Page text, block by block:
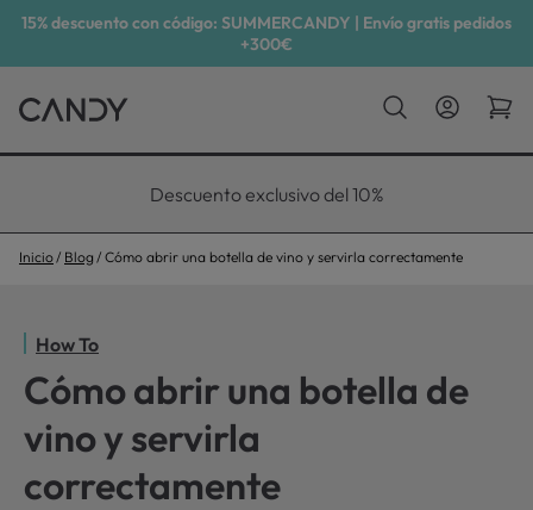
15% descuento con código: SUMMERCANDY | Envío gratis pedidos
+300€
Descuento exclusivo del 10%
Inicio Blog Cómo abrir una botella de vino y servirla correctamente
How To
Cómo abrir una botella de
vino y servirla
correctamente